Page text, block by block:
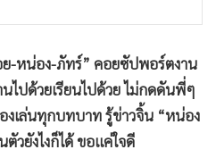
ย-หน่อง-ภัทร์” คอยซัปพอร์ตงาน
นไปด้วยเรียนไปด้วย ไม่กดดันพี่ๆ
งเล่นทุกบทบาท รู้ข่าวจิ้น “หน่อง
วยังไงก็ได้ ขอแค่ใจดี